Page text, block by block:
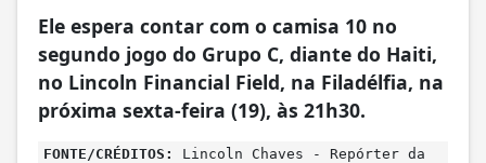
Ele espera contar com o camisa 10 no
segundo jogo do Grupo C, diante do Haiti,
no Lincoln Financial Field, na Filadélfia, na
próxima sexta-feira (19), às 21h30.
FONTE/CRÉDITOS:
Lincoln Chaves - Repórter da